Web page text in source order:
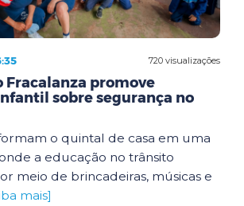
720 visualizações
Fracalanza promove
sobre segurança no
o quintal de casa em uma
a educação no trânsito
meio de brincadeiras, músicas e
mais]